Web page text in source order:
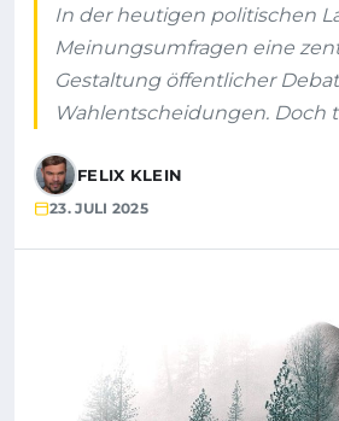
In der heutigen politischen
Meinungsumfragen eine
Gestaltung öffentlicher
Wahlentscheidungen. Doch
FELIX KLEIN
23. JULI 2025